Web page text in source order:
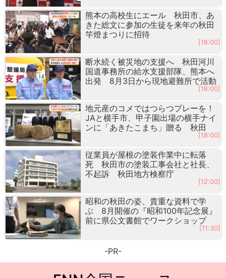
熊本の高校生にエール 秋田市、あ
きた総文に参加の生徒を来年の秋田
竿燈まつりに招待
[18:00]
断水続く被災地の支援へ 秋田河川
国道事務所の給水支援部隊、熊本へ
出発 8月3日から現地避難所で活動
[18:00]
地元産のコメではつらつプレーを！
JAと横手市、甲子園出場の横手ナイ
ンに「あきたこまち」贈る 秋田
[18:00]
従業員が屋根の塗装作業中に転落
死 秋田市の塗装工事会社と社長、
不起訴 秋田地方検察庁
[12:00]
昭和の秋田の姿、貴重な資料で学
ぶ 8月開催の『昭和100年記念展』
前に県公文書館でワークショップ
[11:30]
-PR-